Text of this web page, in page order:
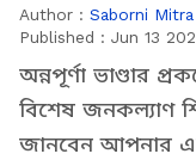
Author : Saborni Mitra
Published : Jun 13
অন্নপূর্ণা ভাণ্ডার
বিশেষ জনকল্যাণ
জানবেন আপনার